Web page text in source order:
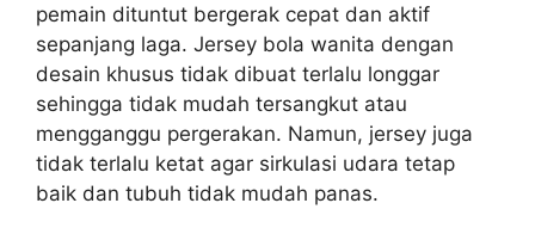
pemain dituntut bergerak cepat dan aktif
sepanjang laga. Jersey bola wanita dengan
desain khusus tidak dibuat terlalu longgar
sehingga tidak mudah tersangkut atau
mengganggu pergerakan. Namun, jersey juga
tidak terlalu ketat agar sirkulasi udara tetap
baik dan tubuh tidak mudah panas.